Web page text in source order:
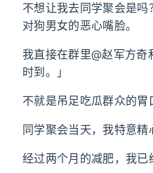
不想让我去同学聚会是
对狗男女的恶心嘴脸。
我直接在群里@赵军方奇
时到。」
不就是吊足吃瓜群众的胃
同学聚会当天，我特意精
经过两个月的减肥，我已